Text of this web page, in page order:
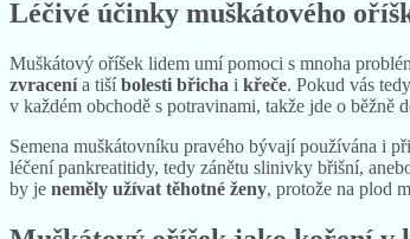
Léčivé účinky muškátového
Muškátový oříšek lidem umí pomoci s mnoha
zvracenía tišíbolesti břichaikřeče. Pokud vás
Semena muškátovníku pravého bývají používána i
léčení pankreatitidy, tedy zánětu slinivky břišní,